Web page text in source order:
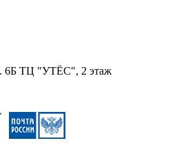
6Б ТЦ "УТЁС", 2 этаж